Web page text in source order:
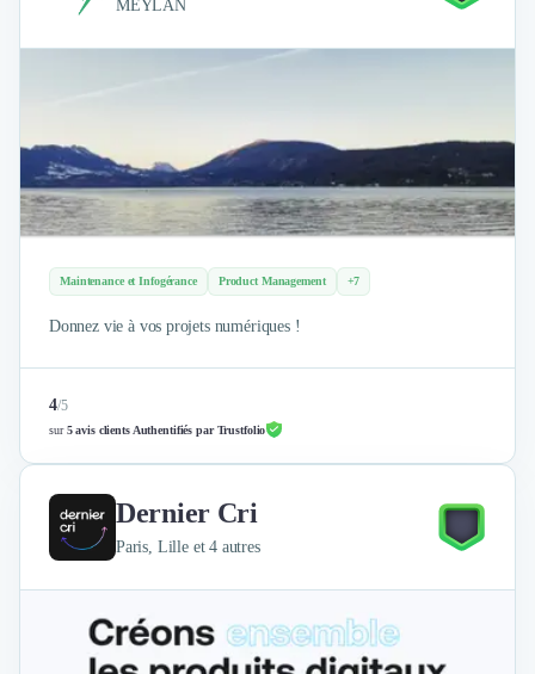
MEYLAN
Maintenance et Infogérance Product Management +7
Donnez vie à vos projets numériques !
4/5
sur5 avis clients Authentifiés par Trustfolio
Dernier Cri
Paris, Lille et 4 autres